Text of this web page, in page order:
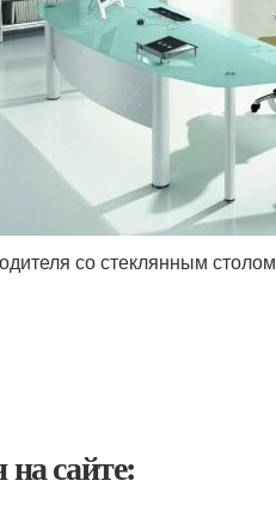
со стеклянным столом
сайте: